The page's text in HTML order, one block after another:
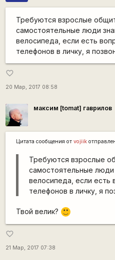
Требуются взрослые
самостоятельные люди
велосипеда, если есть
телефонов в личку, я
favorite_border
20 Мар, 2017 08:58
максим [tomat] гаврилов
Цитата сообщения от vojiik
Требуются взрослые
самостоятельные
велосипеда, если
телефонов в личку, я
Твой велик? :)
favorite_border
21 Мар, 2017 07:38